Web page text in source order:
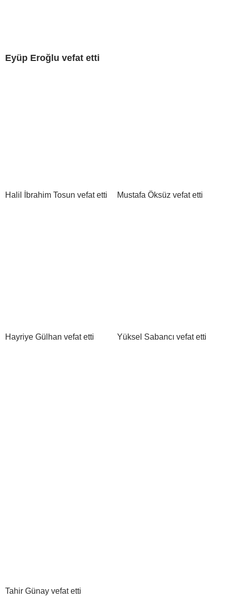
Eyüp Eroğlu vefat etti
Halil İbrahim Tosun vefat etti Mustafa Öksüz vefat etti
Hayriye Gülhan vefat etti Yüksel Sabancı vefat etti
Tahir Günay vefat etti